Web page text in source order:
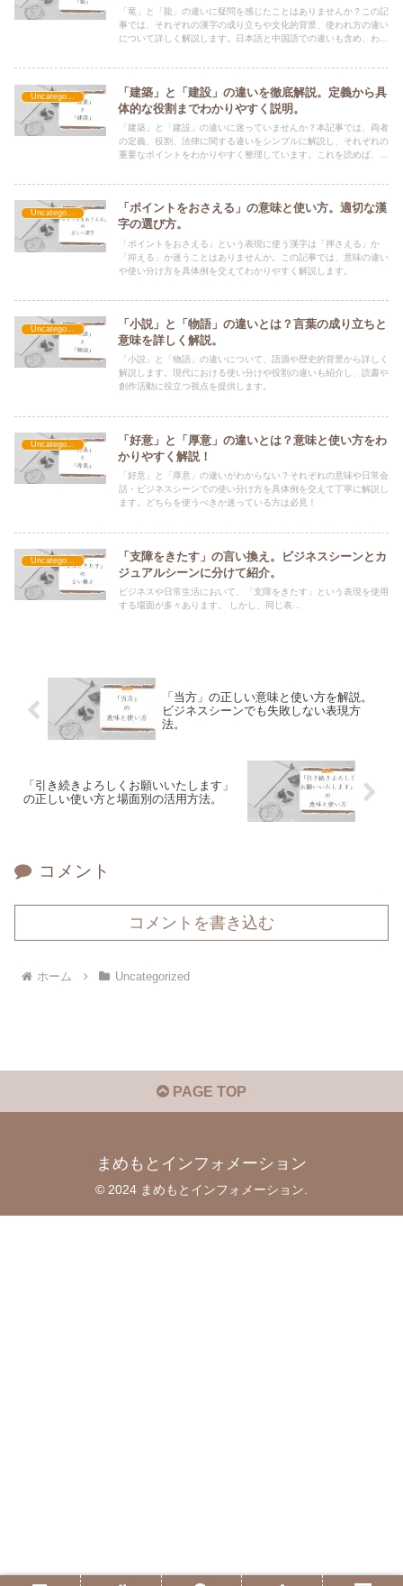
「竜」と「龍」の違いに疑問を感じたことはありませんか？この記
事では、それぞれの漢字の成り立ちや文化的背景、使われ方の違い
について詳しく解説します。日本語と中国語での違いも含め、わか
「建築」と「建設」の違いを徹底解説。定義から具
体的な役割までわかりやすく説明。
「建築」と「建設」の違いに迷っていませんか？本記事では、両者
の定義、役割、法律に関する違いをシンプルに解説し、それぞれの
重要なポイントをわかりやすく整理しています。これを読めば、混
「ポイントをおさえる」の意味と使い方。適切な漢
字の選び方。
「ポイントをおさえる」という表現に使う漢字は「押さえる」か
「抑える」か迷うことはありませんか。この記事では、意味の違い
や使い分け方を具体例を交えてわかりやすく解説します。
「小説」と「物語」の違いとは？言葉の成り立ちと
意味を詳しく解説。
「小説」と「物語」の違いについて、語源や歴史的背景から詳しく
解説します。現代における使い分けや役割の違いも紹介し、読書や
創作活動に役立つ視点を提供します。
Uncategorized
「好意」と「厚意」の違いとは？意味と使い方をわ
かりやすく解説！
「好意」と「厚意」の違いがわからない？それぞれの意味や日常会
話・ビジネスシーンでの使い分け方を具体例を交えて丁寧に解説し
ます。どちらを使うべきか迷っている方は必見！
Uncategorized
「支障をきたす」の言い換え。ビジネスシーンとカ
ジュアルシーンに分けて紹介。
ビジネスや日常生活において、「支障をきたす」という表現を使用
する場面が多々あります。 しかし、同じ表...
「当方」の正しい意味と使い方を解説。
ビジネスシーンでも失敗しない表現方
法。
「引き続きよろしくお願いいたします」
の正しい使い方と場面別の活用方法。
コメント
コメントを書き込む
ホーム Uncategorized
PAGE TOP
まめもとインフォメーション
© 2024 まめもとインフォメーション.